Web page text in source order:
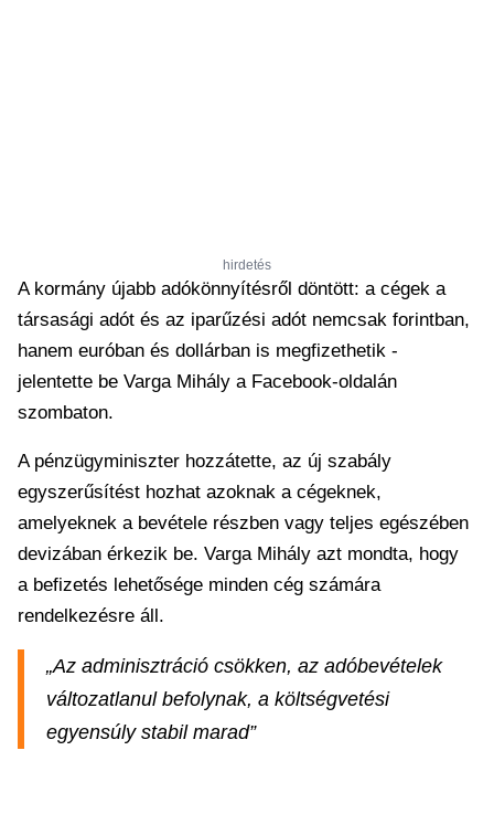
hirdetés
A kormány újabb adókönnyítésről döntött: a cégek a
társasági adót és az iparűzési adót nemcsak forintban,
hanem euróban és dollárban is megfizethetik -
jelentette be Varga Mihály a Facebook-oldalán
szombaton.
A pénzügyminiszter hozzátette, az új szabály
egyszerűsítést hozhat azoknak a cégeknek,
amelyeknek a bevétele részben vagy teljes egészében
devizában érkezik be. Varga Mihály azt mondta, hogy
a befizetés lehetősége minden cég számára
rendelkezésre áll.
„Az adminisztráció csökken, az adóbevételek
változatlanul befolynak, a költségvetési
egyensúly stabil marad”